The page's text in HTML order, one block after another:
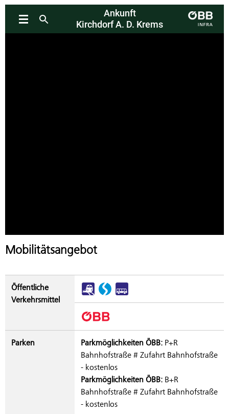
Mobilitätsangebot
Öffentliche
Verkehrsmittel
Parken Parkmöglichkeiten ÖBB: P+R
Bahnhofstraße # Zufahrt Bahnhofstraße
- kostenlos
Parkmöglichkeiten ÖBB: B+R
Bahnhofstraße # Zufahrt Bahnhofstraße
- kostenlos